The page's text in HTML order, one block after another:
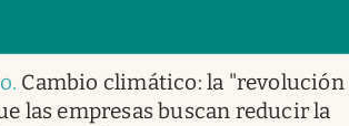
. Cambio climático: la "revolución
las empresas buscan reducir la